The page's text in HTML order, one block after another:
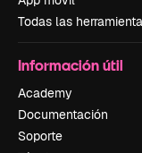
Todas las
Información útil
Academy
Documentación
Soporte